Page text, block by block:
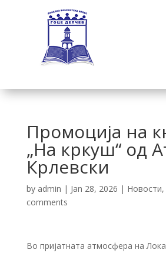
Промоција на
„На кркуш“ од
Крлевски
by admin | Jan 28, 2026 | Новости,
comments
Во пријатната атмосфера на